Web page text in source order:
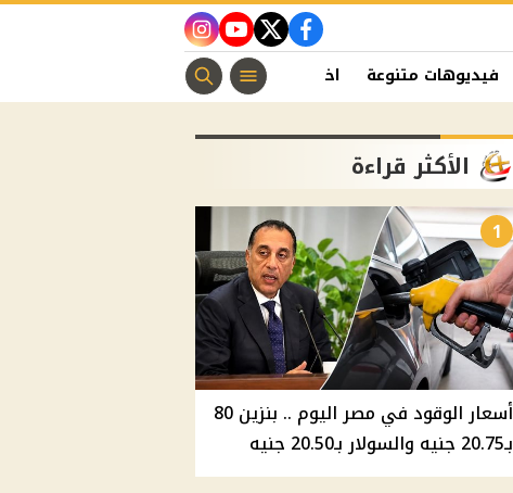
facebook
twitter
youtube
instagram
فيديوهات متنوعة اخبار الفن منوعات مسيحية
الأكثر قراءة
1
أسعار الوقود في مصر اليوم .. بنزين 80
بـ20.75 جنيه والسولار بـ20.50 جنيه